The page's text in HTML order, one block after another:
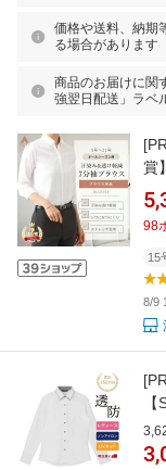
価格や送料、納期
る場合があります
商品のお届けに関
強翌日配送」ラベ
賞
デ
ト
ィ
ア
98
15
8/9
ギ